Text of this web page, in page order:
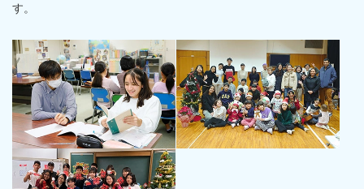
す。